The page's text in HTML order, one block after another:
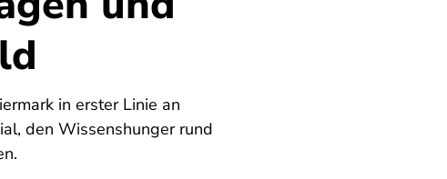
in erster Linie an
den Wissenshunger rund